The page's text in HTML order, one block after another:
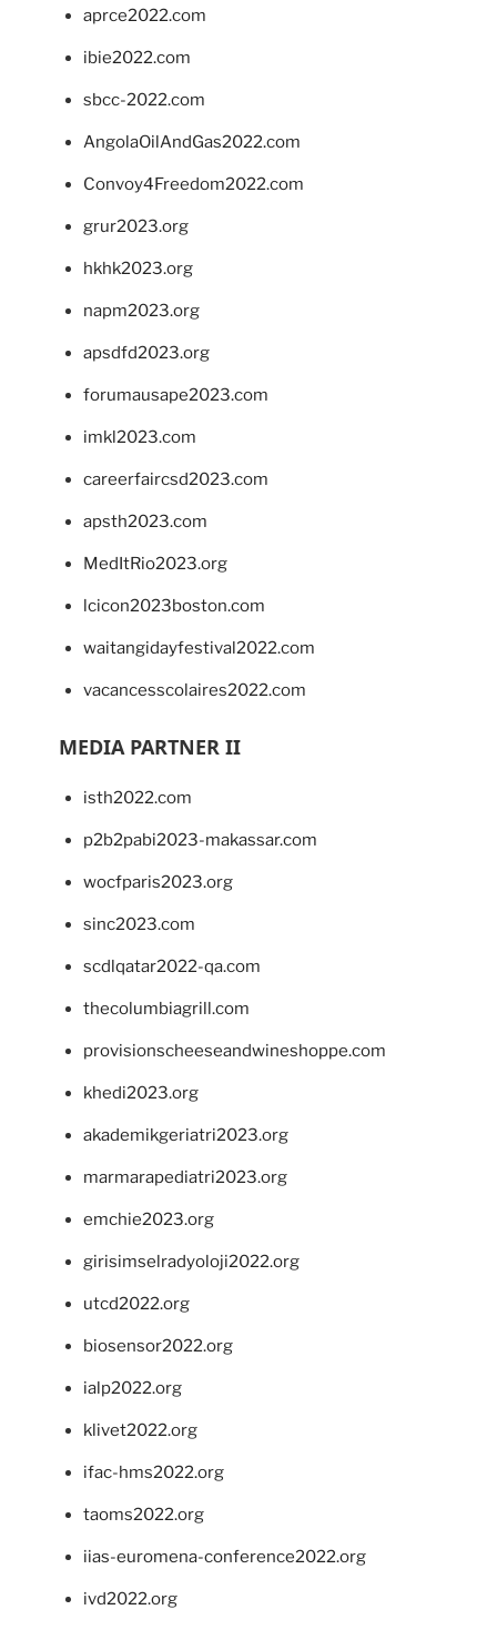
aprce2022.com
ibie2022.com
sbcc-2022.com
AngolaOilAndGas2022.com
Convoy4Freedom2022.com
grur2023.org
hkhk2023.org
napm2023.org
apsdfd2023.org
forumausape2023.com
imkl2023.com
careerfaircsd2023.com
apsth2023.com
MedItRio2023.org
lcicon2023boston.com
waitangidayfestival2022.com
vacancesscolaires2022.com
MEDIA PARTNER II
isth2022.com
p2b2pabi2023-makassar.com
wocfparis2023.org
sinc2023.com
scdlqatar2022-qa.com
thecolumbiagrill.com
provisionscheeseandwineshoppe.com
khedi2023.org
akademikgeriatri2023.org
marmarapediatri2023.org
emchie2023.org
girisimselradyoloji2022.org
utcd2022.org
biosensor2022.org
ialp2022.org
klivet2022.org
ifac-hms2022.org
taoms2022.org
iias-euromena-conference2022.org
ivd2022.org